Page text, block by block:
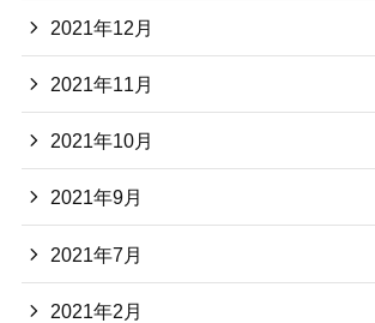
2021年12月
2021年11月
2021年10月
2021年9月
2021年7月
2021年2月